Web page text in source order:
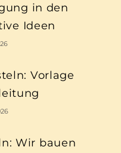
in den
Ideen
Vorlage
Wir bauen